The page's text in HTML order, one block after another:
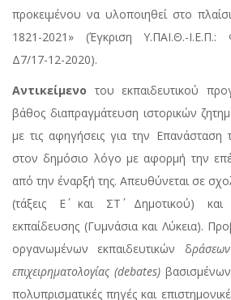
προκειμένου να υλοποιηθεί στο
1821-2021» (Έγκριση Υ.ΠΑΙ.Θ.-Ι.Ε.Π.:
Δ7/17-12-2020).
Αντικείμενο του εκπαιδευτικού
βάθος διαπραγμάτευση ιστορικών
με τις αφηγήσεις για την Επανάσταση
στον δημόσιο λόγο με αφορμή την
από την έναρξή της. Απευθύνεται σε
(τάξεις Ε΄ και ΣΤ΄ Δημοτικού) και
εκπαίδευσης (Γυμνάσια και Λύκεια).
οργανωμένων εκπαιδευτικών δ
επιχειρηματολογίας (debates) βασισμένων
πολυπρισματικές πηγές και